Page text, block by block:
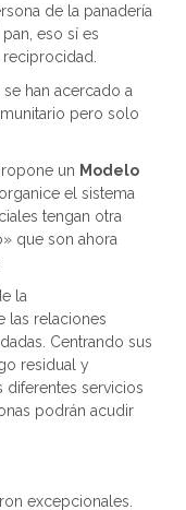
de la panadería
eso sí es
han acercado a
pero solo
un Modelo
el sistema
tengan otra
que son ahora
la
las relaciones
Centrando sus
residual y
diferentes servicios
podrán acudir
excepcionales.